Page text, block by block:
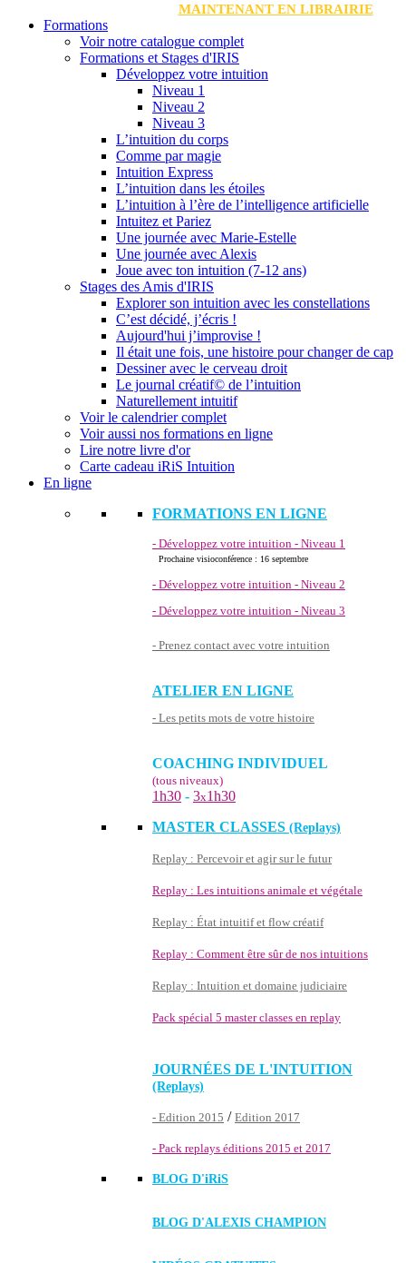
MAINTENANT EN LIBRAIRIE
Formations
Voir notre catalogue complet
Formations et Stages d'IRIS
Développez votre intuition
Niveau 1
Niveau 2
Niveau 3
L’intuition du corps
Comme par magie
Intuition Express
L’intuition dans les étoiles
L’intuition à l’ère de l’intelligence artificielle
Intuitez et Pariez
Une journée avec Marie-Estelle
Une journée avec Alexis
Joue avec ton intuition (7-12 ans)
Stages des Amis d'IRIS
Explorer son intuition avec les constellations
C’est décidé, j’écris !
Aujourd'hui j’improvise !
Il était une fois, une histoire pour changer de cap
Dessiner avec le cerveau droit
Le journal créatif© de l’intuition
Naturellement intuitif
Voir le calendrier complet
Voir aussi nos formations en ligne
Lire notre livre d'or
Carte cadeau iRiS Intuition
En ligne
FORMATIONS EN LIGNE
- Développez votre intuition - Niveau 1
Prochaine visioconférence : 16 septembre
- Développez votre intuition - Niveau 2
- Développez votre intuition - Niveau 3
- Prenez contact avec votre intuition
ATELIER EN LIGNE
- Les petits mots de votre histoire
COACHING INDIVIDUEL
(tous niveaux)
1h30 - 3x1h30
MASTER CLASSES (Replays)
Replay : Percevoir et agir sur le futur
Replay : Les intuitions animale et végétale
Replay : État intuitif et flow créatif
Replay : Comment être sûr de nos intuitions
Replay : Intuition et domaine judiciaire
Pack spécial 5 master classes en replay
JOURNÉES DE L'INTUITION
(Replays)
- Edition 2015 / Edition 2017
- Pack replays éditions 2015 et 2017
BLOG D'iRiS
BLOG D'ALEXIS CHAMPION